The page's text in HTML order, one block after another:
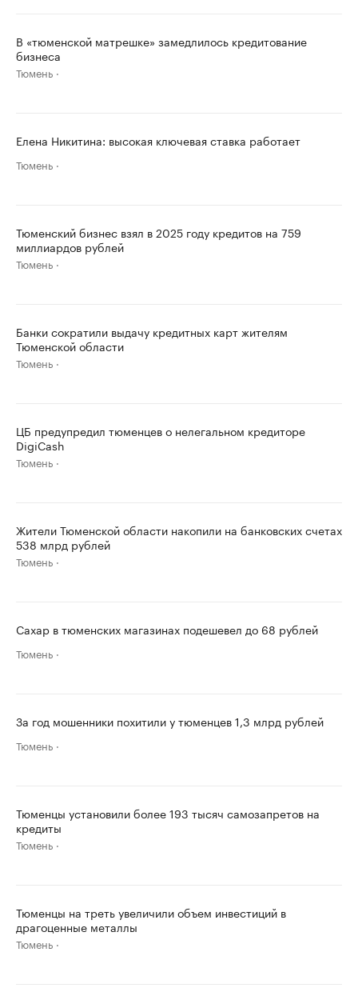
В «тюменской матрешке» замедлилось кредитование
бизнеса
Тюмень
Елена Никитина: высокая ключевая ставка работает
Тюмень
Тюменский бизнес взял в 2025 году кредитов на 759
миллиардов рублей
Тюмень
Банки сократили выдачу кредитных карт жителям
Тюменской области
Тюмень
ЦБ предупредил тюменцев о нелегальном кредиторе
DigiCash
Тюмень
Жители Тюменской области накопили на банковских счетах
538 млрд рублей
Тюмень
Сахар в тюменских магазинах подешевел до 68 рублей
Тюмень
За год мошенники похитили у тюменцев 1,3 млрд рублей
Тюмень
Тюменцы установили более 193 тысяч самозапретов на
кредиты
Тюмень
Тюменцы на треть увеличили объем инвестиций в
драгоценные металлы
Тюмень